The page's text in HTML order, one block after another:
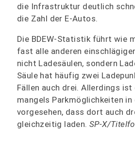
die Infrastruktur deutlich
die Zahl der E-Autos.
Die BDEW-Statistik führt wie
fast alle anderen
nicht Ladesäulen, sondern
Säule hat häufig zwei
Fällen auch drei. Allerdings ist
mangels Parkmöglichkeiten in
vorgesehen, dass dort auch
gleichzeitig laden. SP-X/